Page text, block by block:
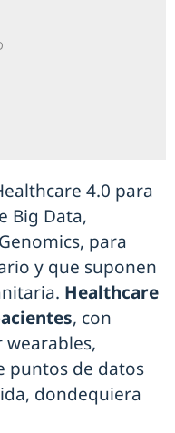
4.0 para
Big Data,
para
y que suponen
Healthcare
, con
puntos de datos
dondequiera